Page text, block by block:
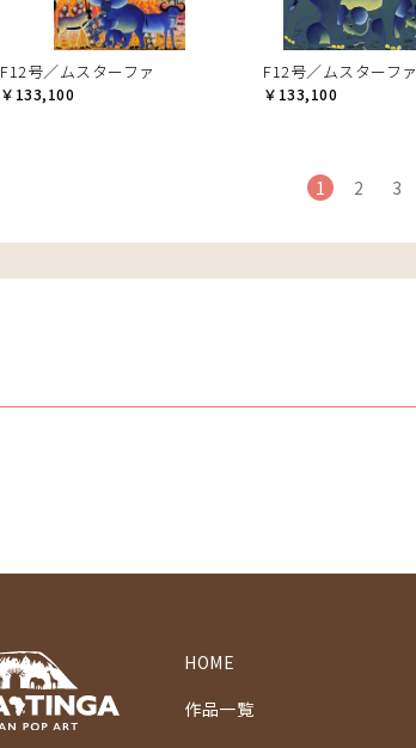
F12号／ムスターファ
￥133,100
F12号／ムスターファ
￥133,100
1 2 3
HOME
作品一覧